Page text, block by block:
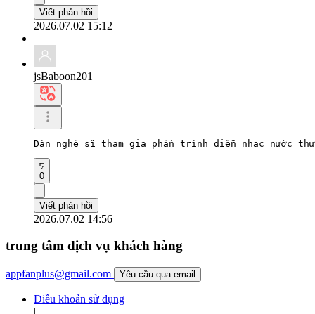
Viết phản hồi
2026.07.02 15:12
jsBaboon201
Dàn nghệ sĩ tham gia phần trình diễn nhạc nước
0
Viết phản hồi
2026.07.02 14:56
trung tâm dịch vụ khách hàng
appfanplus@gmail.com Yêu cầu qua email
Điều khoản sử dụng
|